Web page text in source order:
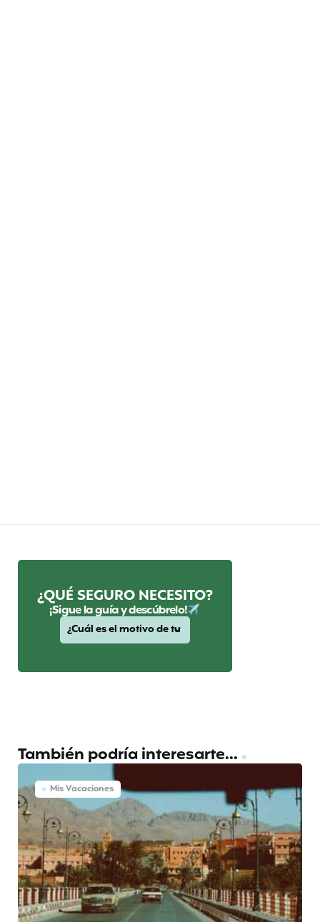
¿QUÉ SEGURO NECESITO?
¡Sigue la guía y descúbrelo!
También podría interesarte...
Mis Vacaciones